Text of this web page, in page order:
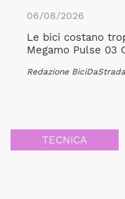
06/08/2026
Le bici costano
Megamo Pulse 03
Redazione
TECNICA